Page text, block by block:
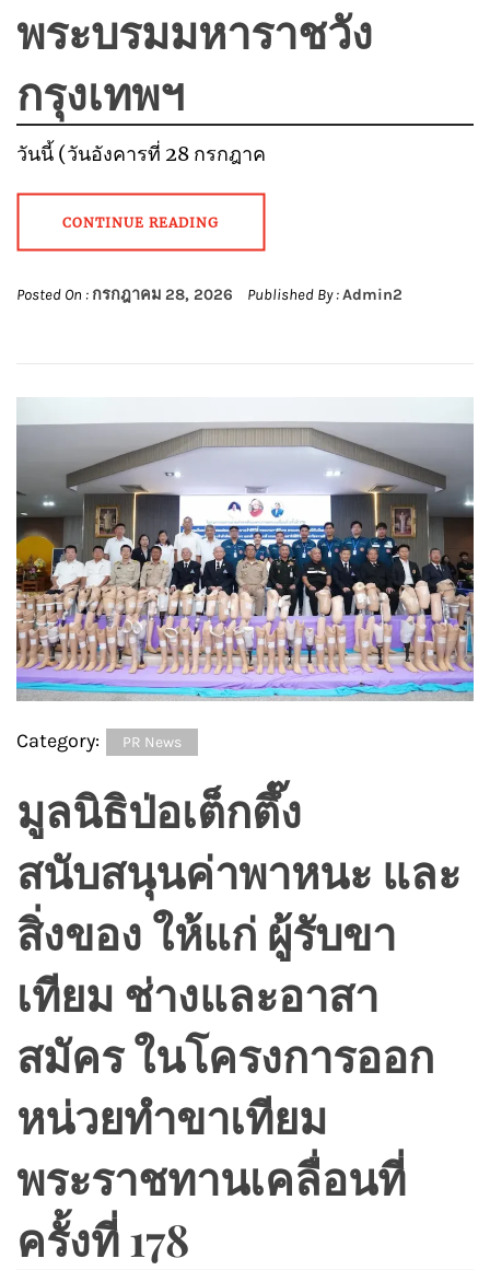
พระบรมมหาราชวัง
กรุงเทพฯ
วันนี้ (วันอังคารที่ 28 กรกฎาค
CONTINUE READING
Posted On : กรกฎาคม 28, 2026 Published By :Admin2
Category: PR News
มูลนิธิป่อเต็กตึ๊ง
สนับสนุนค่าพาหนะ และ
สิ่งของ ให้แก่ ผู้รับขา
เทียม ช่างและอาสา
สมัคร ในโครงการออก
หน่วยทำขาเทียม
พระราชทานเคลื่อนที่
ครั้งที่ 178